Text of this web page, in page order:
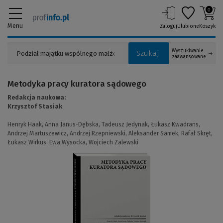
Menu
Szukaj
Wyszukiwanie
zaawansowane
ZalogujUlubione
0
Koszyk
Metodyka pracy kuratora sądowego
Redakcja naukowa:
Krzysztof Stasiak
Henryk Haak, Anna Janus-Dębska, Tadeusz Jedynak, Łukasz Kwadrans,
Andrzej Martuszewicz, Andrzej Rzepniewski, Aleksander Samek, Rafał Skręt,
Łukasz Wirkus, Ewa Wysocka, Wojciech Zalewski